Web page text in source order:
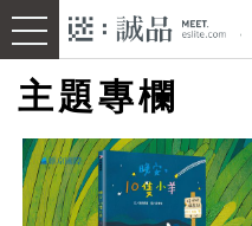
主題專欄